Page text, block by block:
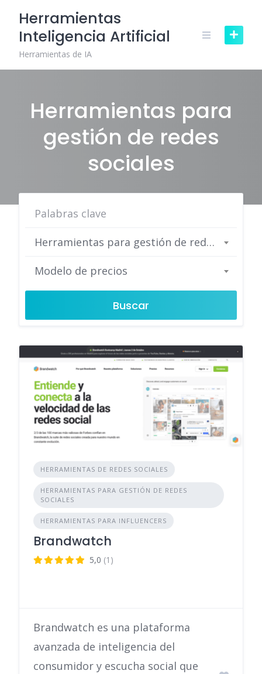
content
Herramientas
Inteligencia Artificial
Herramientas de IA
Herramientas para
gestión de redes
sociales
Herramientas para gestión de redes sociales
Modelo de precios
Buscar
HERRAMIENTAS DE REDES SOCIALES
HERRAMIENTAS PARA GESTIÓN DE REDES
SOCIALES
HERRAMIENTAS PARA INFLUENCERS
Brandwatch
5,0 (1)
Brandwatch es una plataforma
avanzada de inteligencia del
consumidor y escucha social que